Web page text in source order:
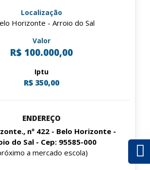
Localização
Horizonte - Arroio do Sal
Valor
R$ 100.000,00
Iptu
R$ 350,00
ENDEREÇO
nº 422 - Belo Horizonte -
do Sal - Cep: 95585-000
a mercado escola)